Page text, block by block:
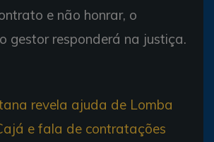
e não honrar, o
gestor responderá na justiça.
revela ajuda de Lomba
e fala de contratações